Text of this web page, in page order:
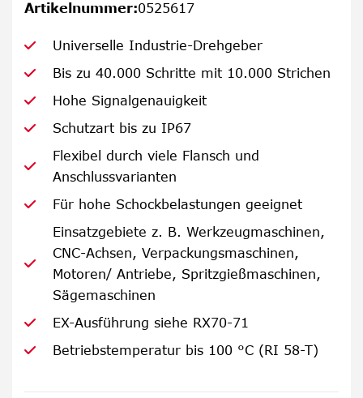
Artikelnummer:0525617
Universelle Industrie-Drehgeber
Bis zu 40.000 Schritte mit 10.000 Strichen
Hohe Signalgenauigkeit
Schutzart bis zu IP67
Flexibel durch viele Flansch und
Anschlussvarianten
Für hohe Schockbelastungen geeignet
Einsatzgebiete z. B. Werkzeugmaschinen,
CNC-Achsen, Verpackungsmaschinen,
Motoren/ Antriebe, Spritzgießmaschinen,
Sägemaschinen
EX-Ausführung siehe RX70-71
Betriebstemperatur bis 100 °C (RI 58-T)